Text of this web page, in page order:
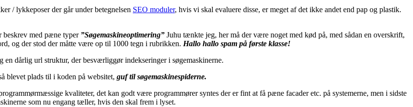
/ lykkeposer der går under betegnelsen SEO moduler, hvis vi skal evaluere disse, er meget af det ikke andet end pap og plastik.
beskrev med pæne typer ”Søgemaskineoptimering” Juhu tænkte jeg, her må der være noget med kød på, med sådan en overskrift,
og der stod der måtte være op til 1000 tegn i rubrikken. Hallo hallo spam på første klasse!
en dårlig url struktur, der besværliggør indekseringer i søgemaskinerne.
blevet plads til i koden på websitet, guf til søgemaskinespiderne.
kvaliteter, det kan godt være programmører syntes der er fint at få pæne facader etc. på systemerne, men i sidste
som nu engang tæller, hvis den skal frem i lyset.